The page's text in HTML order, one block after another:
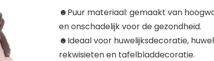
☻Puur materiaal: gemaakt van
en onschadelijk voor de gezondheid.
☻Ideaal voor huwelijksdecoratie,
rekwisieten en tafelbladdecoratie.